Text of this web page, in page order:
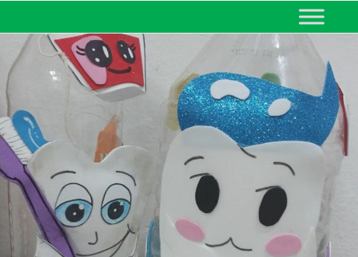
MINISTERIO DE EDUCACIÓN
DE CORRIENTES